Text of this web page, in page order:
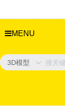
MENU
3D模型